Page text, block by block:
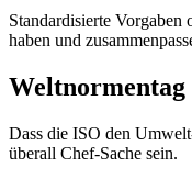
Standardisierte
haben und
Dass die ISO den
überall Chef-Sache sein.